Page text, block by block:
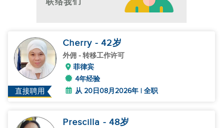
直接聘用
Cherry - 42岁
外佣 - 转移工作许可
菲律宾
4年经验
从 20日08月2026年 | 全职
Prescilla - 48岁